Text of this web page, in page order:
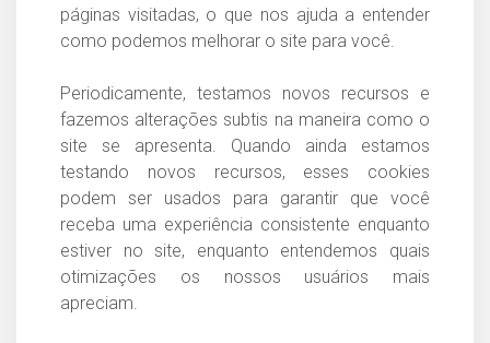
páginas visitadas, o que nos ajuda a entender
como podemos melhorar o site para você.
Periodicamente, testamos novos recursos e
fazemos alterações subtis na maneira como o
site se apresenta. Quando ainda estamos
testando novos recursos, esses cookies
podem ser usados para garantir que você
receba uma experiência consistente enquanto
estiver no site, enquanto entendemos quais
otimizações os nossos usuários mais
apreciam.